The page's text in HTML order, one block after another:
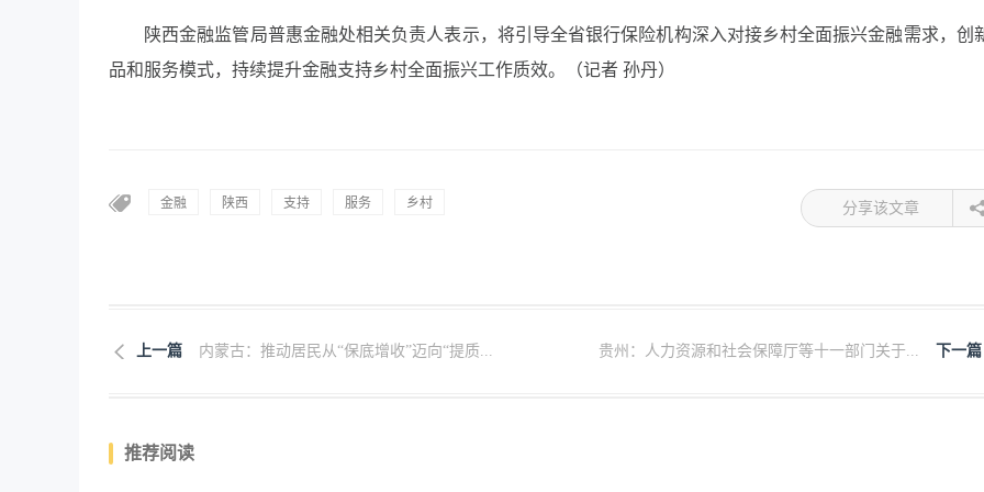
陕西金融监管局普惠金融处相关负责人表示，将引导全省银行保险机构深入对接乡村全面振兴金融需求，创
品和服务模式，持续提升金融支持乡村全面振兴工作质效。（记者 孙丹）
金融 陕西 支持 服务 乡村 分享该文章
上一篇 内蒙古：推动居民从“保底增收”迈向“提质... 下一篇
贵州：人力资源和社会保障厅等十一部门关于...
推荐阅读